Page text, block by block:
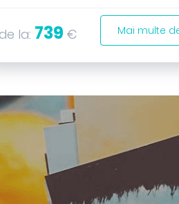
de la: 739 € Mai multe